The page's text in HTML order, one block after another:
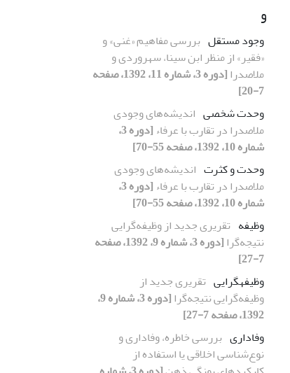
و
وجود مستقل بررسی مفاهیم «غنی» و
«فقیر» از منظر ابن سینا، سهروردی و
ملاصدرا
[دوره 3، شماره 11، 1392، صفحه
7-20]
وحدت شخصی اندیشه‌های وجودی
ملاصدرا در تقارب با عرفاء
[دوره 3،
شماره 10، 1392، صفحه 55-70]
وحدت و کثرت اندیشه‌های وجودی
ملاصدرا در تقارب با عرفاء
[دوره 3،
شماره 10، 1392، صفحه 55-70]
وظیفه تقریری جدید از وظیفه‌گرایی
نتیجه‌گرا
[دوره 3، شماره 9، 1392، صفحه
7-27]
وظیفهگرایی تقریری جدید از
وظیفه‌گرایی نتیجه‌گرا
[دوره 3، شماره 9،
1392، صفحه 7-27]
وفاداری بررسی خاطره، وفاداری و
نوع‌شناسی اخلاقی یا استفاده از